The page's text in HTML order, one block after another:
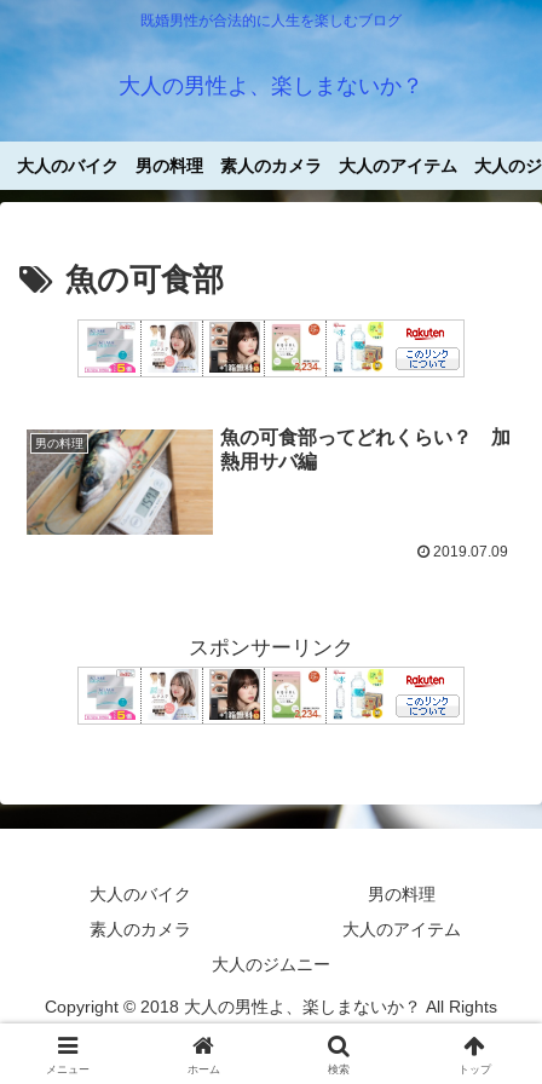
既婚男性が合法的に人生を楽しむブログ
大人の男性よ、楽しまないか？
大人のバイク 男の料理 素人のカメラ 大人のアイテム 大人の
魚の可食部
男の料理
魚の可食部ってどれくらい？ 加
熱用サバ編
2019.07.09
スポンサーリンク
大人のバイク
男の料理
素人のカメラ
大人のアイテム
大人のジムニー
Copyright © 2018 大人の男性よ、楽しまないか？ All Rights
メニュー ホーム 検索 トップ